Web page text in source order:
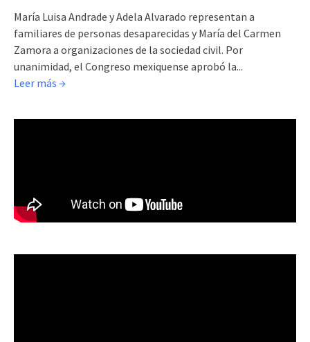
María Luisa Andrade y Adela Alvarado representan a
familiares de personas desaparecidas y María del Carmen
Zamora a organizaciones de la sociedad civil. Por
unanimidad, el Congreso mexiquense aprobó la...
Leer más →